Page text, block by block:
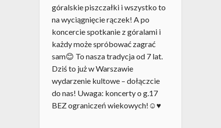
góralskie piszczałki i wszystko to
na wyciągnięcie rączek! A po
koncercie spotkanie z góralami i
każdy może spróbować zagrać
sam😊 To nasza tradycja od 7 lat.
Dziś to już w Warszawie
wydarzenie kultowe – dołączcie
do nas! Uwaga: koncerty o g.17
BEZ ograniczeń wiekowych!☺♥